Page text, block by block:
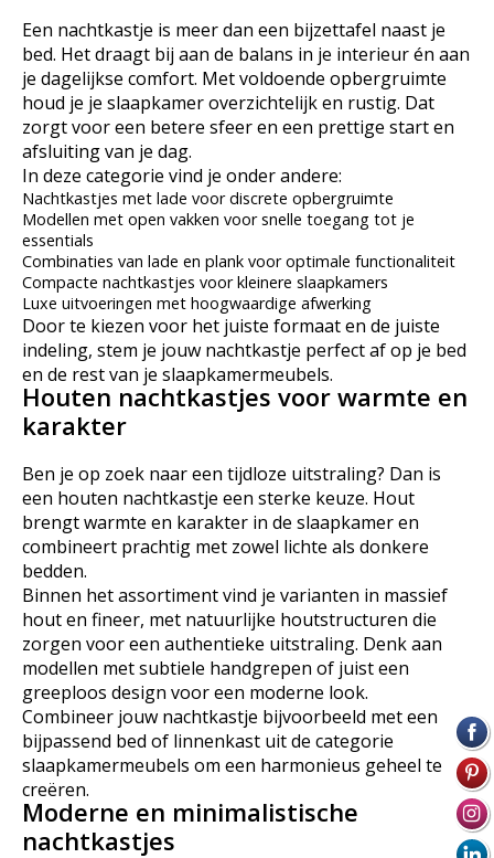
Een nachtkastje is meer dan een bijzettafel naast je
bed. Het draagt bij aan de balans in je interieur én aan
je dagelijkse comfort. Met voldoende opbergruimte
houd je je slaapkamer overzichtelijk en rustig. Dat
zorgt voor een betere sfeer en een prettige start en
afsluiting van je dag.
In deze categorie vind je onder andere:
Nachtkastjes met lade voor discrete opbergruimte
Modellen met open vakken voor snelle toegang tot je
essentials
Combinaties van lade en plank voor optimale functionaliteit
Compacte nachtkastjes voor kleinere slaapkamers
Luxe uitvoeringen met hoogwaardige afwerking
Door te kiezen voor het juiste formaat en de juiste
indeling, stem je jouw nachtkastje perfect af op je bed
en de rest van je slaapkamermeubels.
Houten nachtkastjes voor warmte en
karakter
Ben je op zoek naar een tijdloze uitstraling? Dan is
een houten nachtkastje een sterke keuze. Hout
brengt warmte en karakter in de slaapkamer en
combineert prachtig met zowel lichte als donkere
bedden.
Binnen het assortiment vind je varianten in massief
hout en fineer, met natuurlijke houtstructuren die
zorgen voor een authentieke uitstraling. Denk aan
modellen met subtiele handgrepen of juist een
greeploos design voor een moderne look.
Combineer jouw nachtkastje bijvoorbeeld met een
bijpassend bed of linnenkast uit de categorie
slaapkamermeubels om een harmonieus geheel te
creëren.
Moderne en minimalistische
nachtkastjes